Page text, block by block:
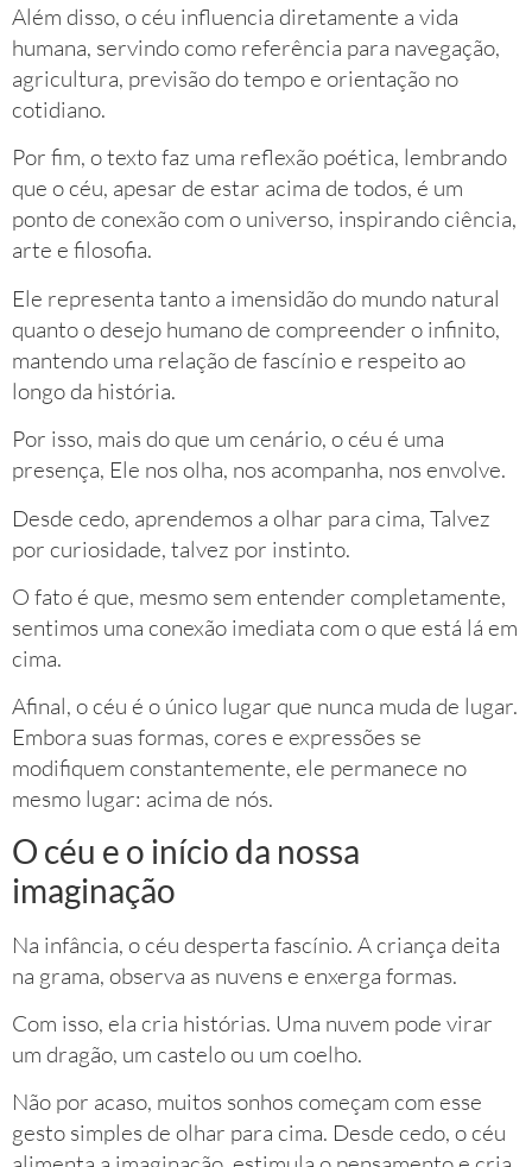
Além disso, o céu influencia diretamente a vida
humana, servindo como referência para navegação,
agricultura, previsão do tempo e orientação no
cotidiano.
Por fim, o texto faz uma reflexão poética, lembrando
que o céu, apesar de estar acima de todos, é um
ponto de conexão com o universo, inspirando ciência,
arte e filosofia.
Ele representa tanto a imensidão do mundo natural
quanto o desejo humano de compreender o infinito,
mantendo uma relação de fascínio e respeito ao
longo da história.
Por isso, mais do que um cenário, o céu é uma
presença, Ele nos olha, nos acompanha, nos envolve.
Desde cedo, aprendemos a olhar para cima, Talvez
por curiosidade, talvez por instinto.
O fato é que, mesmo sem entender completamente,
sentimos uma conexão imediata com o que está lá em
cima.
Afinal, o céu é o único lugar que nunca muda de lugar.
Embora suas formas, cores e expressões se
modifiquem constantemente, ele permanece no
mesmo lugar: acima de nós.
O céu e o início da nossa
imaginação
Na infância, o céu desperta fascínio. A criança deita
na grama, observa as nuvens e enxerga formas.
Com isso, ela cria histórias. Uma nuvem pode virar
um dragão, um castelo ou um coelho.
Não por acaso, muitos sonhos começam com esse
gesto simples de olhar para cima. Desde cedo, o céu